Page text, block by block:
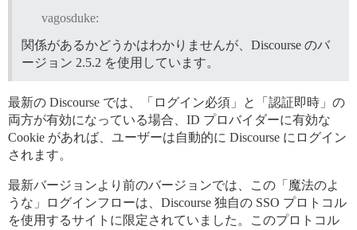
vagosduke:
関係があるかどうかはわかりませんが、Discourse のバ
ージョン 2.5.2 を使用しています。
最新の Discourse では、「ログイン必須」と「認証即時」の
両方が有効になっている場合、ID プロバイダーに有効な
Cookie があれば、ユーザーは自動的に Discourse にログイン
されます。
最新バージョンより前のバージョンでは、この「魔法のよ
うな」ログインフローは、Discourse 独自の SSO プロトコル
を使用するサイトに限定されていました。このプロトコル